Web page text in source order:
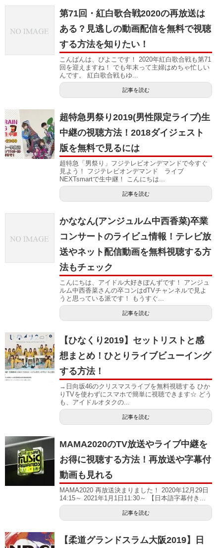
第71回・紅白歌合戦2020の再放送は
ある？見逃しの動画配信を無料で視聴
する方法を知りたい！
こんばんは、ぴよこです！ 2020年紅白歌合戦も第71
回を迎えますね！ でも年末って主婦はめちゃ忙しい
んです。 紅白歌合戦もゆ...
記事を読む
超特急男祭り2019(男性限定ライブ)生
中継の視聴方法！2018ダイジェスト
版を無料で見るには
超特急「男祭り」フジテレビオンデマンドで今すぐ
見よう！ フジテレビオンデマンド ライブ
NEXTsmartで生中継！ こんにちは...
記事を読む
かななん(アンジュルム中西香菜)卒業
コンサートのライビュ情報！テレビ放
送やネット配信動画を無料視聴する方
法もチェック
こんにちは、アイドル大好きぽんずです！ アンジュ
ルム中西香菜さんの卒コンはdTVチャンネルで見よ
うと思っている派です！ もうすぐ...
記事を読む
【ひなくり2019】セットリストと感
想まとめ！ひとりライブビューイング
する方法！
→日向坂46のクリスマスライブを無料視聴する ひか
りTVを使わずにスマホで簡単に視聴できます☆ どう
も、アイドルオタクの...
記事を読む
MAMA2020のTV放送やライブ中継を
お得に視聴する方法！再放送や字幕付
動画も見れる
MAMA2020 再放送決まりました！ 2020年12月29日
14:15～ 2021年1月1日11:30～ 【日本語字幕付き...
記事を読む
【柔道グランドスラム大阪2019】日